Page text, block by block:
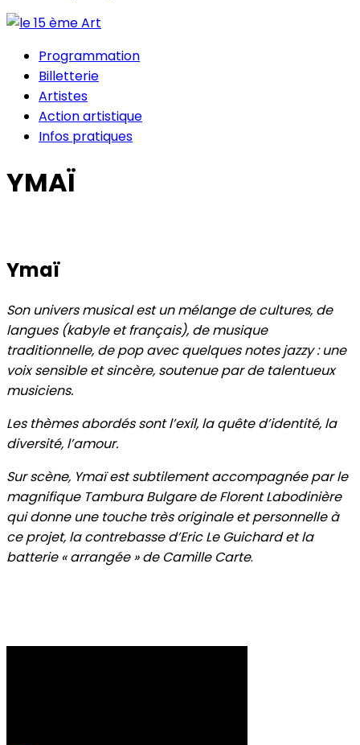
Programmation
Billetterie
Artistes
Action artistique
Infos pratiques
YMAÏ
Ymaï
Son univers musical est un mélange de cultures, de
langues (kabyle et français), de musique
traditionnelle, de pop avec quelques notes jazzy : une
voix sensible et sincère, soutenue par de talentueux
musiciens.
Les thèmes abordés sont l’exil, la quête d’identité, la
diversité, l’amour.
Sur scène, Ymaï est subtilement accompagnée par le
magnifique Tambura Bulgare de Florent Labodinière
qui donne une touche très originale et personnelle à
ce projet, la contrebasse d’Eric Le Guichard et la
batterie « arrangée » de Camille Carte.